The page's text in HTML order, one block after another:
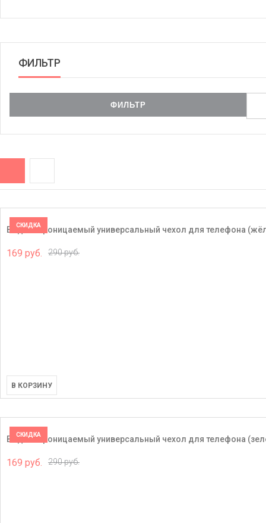
ФИЛЬТР
СКИДКА
Водонепроницаемый универсальный чехол для телефона
169 руб. 290 руб.
В КОРЗИНУ
СКИДКА
Водонепроницаемый универсальный чехол для телефона
169 руб. 290 руб.